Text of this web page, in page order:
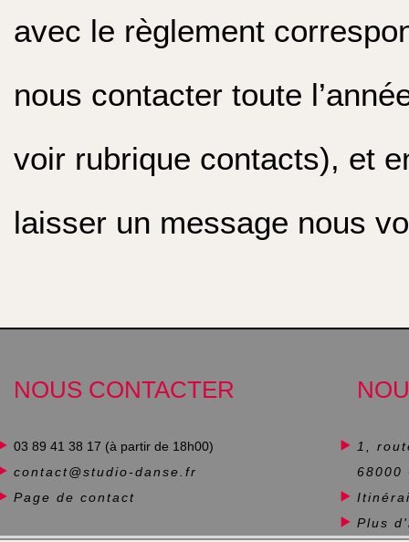
avec le règlement
nous contacter toute
voir rubrique contacts), et
laisser un message nous
NOUS CONTACTER
03 89 41 38 17 (à partir de 18h00)
contact@studio-danse.fr
Page de contact
1,
68000
Plus